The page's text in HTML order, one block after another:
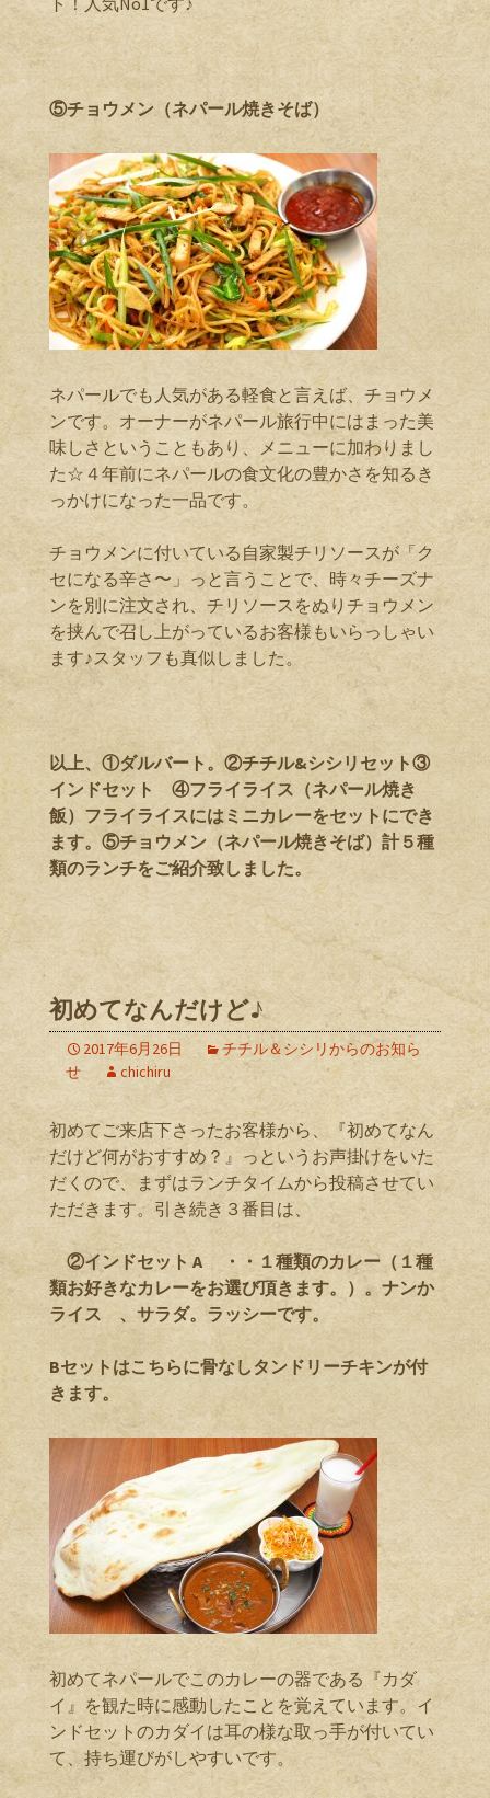
⑤チョウメン（ネパール焼きそば）
ネパールでも人気がある軽食と言えば、チョウメ
ンです。オーナーがネパール旅行中にはまった美
味しさということもあり、メニューに加わりまし
た☆４年前にネパールの食文化の豊かさを知るき
っかけになった一品です。
チョウメンに付いている自家製チリソースが「ク
セになる辛さ〜」っと言うことで、時々チーズナ
ンを別に注文され、チリソースをぬりチョウメン
を挟んで召し上がっているお客様もいらっしゃい
ます♪スタッフも真似しました。
以上、①ダルバート。②チチル&シシリセット③
インドセット ④フライライス（ネパール焼き
飯）フライライスにはミニカレーをセットにでき
ます。⑤チョウメン（ネパール焼きそば）計５種
類のランチをご紹介致しました。
初めてなんだけど♪
2017年6月26日
チチル＆シシリからのお知ら
せ
chichiru
初めてご来店下さったお客様から、『初めてなん
だけど何がおすすめ？』っというお声掛けをいた
だくので、まずはランチタイムから投稿させてい
ただきます。引き続き３番目は、
②インドセット A ・・１種類のカレー（１種
類お好きなカレーをお選び頂きます。）。ナンか
ライス 、サラダ。ラッシーです。
Bセットはこちらに骨なしタンドリーチキンが付
きます。
初めてネパールでこのカレーの器である『カダ
イ』を観た時に感動したことを覚えています。イ
ンドセットのカダイは耳の様な取っ手が付いてい
て、持ち運びがしやすいです。